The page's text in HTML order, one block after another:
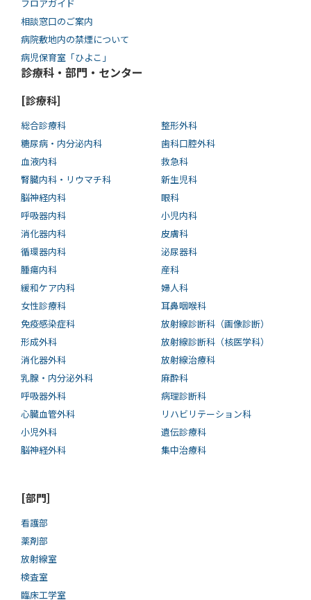
フロアガイド
相談窓口のご案内
病院敷地内の禁煙について
病児保育室「ひよこ」
診療科・部門・センター
[診療科]
総合診療科
糖尿病・内分泌内科
血液内科
腎臓内科・リウマチ科
脳神経内科
呼吸器内科
消化器内科
循環器内科
腫瘍内科
緩和ケア内科
女性診療科
免疫感染症科
形成外科
消化器外科
乳腺・内分泌外科
呼吸器外科
心臓血管外科
小児外科
脳神経外科
整形外科
歯科口腔外科
救急科
新生児科
眼科
小児内科
皮膚科
泌尿器科
産科
婦人科
耳鼻咽喉科
放射線診断科（画像診断）
放射線診断科（核医学科）
放射線治療科
麻酔科
病理診断科
リハビリテーション科
遺伝診療科
集中治療科
[部門]
看護部
薬剤部
放射線室
検査室
臨床工学室